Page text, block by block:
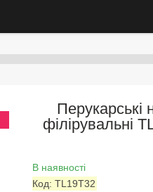
Перукарські
філірувальні
В наявності
Код: TL19T32